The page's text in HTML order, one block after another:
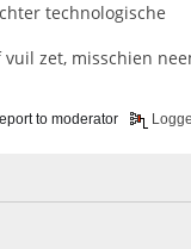
technologische
zet, misschien
to moderator